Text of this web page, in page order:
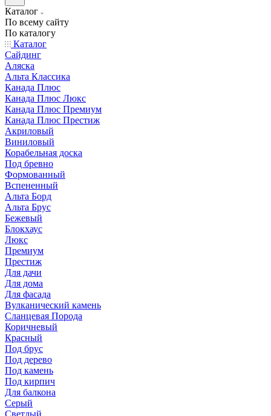
Каталог
По всему сайту
По каталогу
Каталог
Сайдинг
Аляска
Альта Классика
Канада Плюс
Канада Плюс Люкс
Канада Плюс Премиум
Канада Плюс Престиж
Акриловый
Виниловый
Корабельная доска
Под бревно
Формованный
Вспененный
Альта Борд
Альта Брус
Бежевый
Блокхаус
Люкс
Премиум
Престиж
Для дачи
Для дома
Для фасада
Вулканический камень
Сланцевая Порода
Коричневый
Красный
Под брус
Под дерево
Под камень
Под кирпич
Для балкона
Серый
Светлый